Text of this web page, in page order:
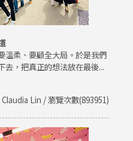
溫柔、要顧全大局。於是我們
去，把真正的想法放在最後...
Lin / 瀏覽次數(893951)